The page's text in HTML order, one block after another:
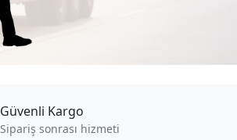
Güvenli Kargo
Sipariş sonrası hizmeti